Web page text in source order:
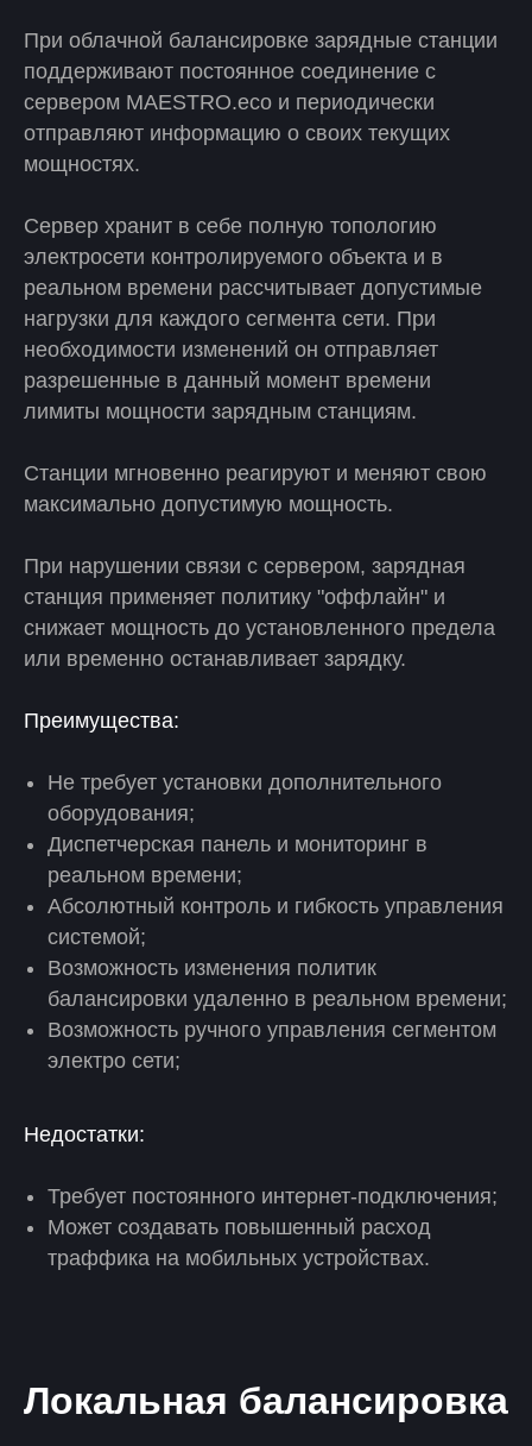
При облачной балансировке зарядные станции
поддерживают постоянное соединение с
сервером MAESTRO.eco и периодически
отправляют информацию о своих текущих
мощностях.
Сервер хранит в себе полную топологию
электросети контролируемого объекта и в
реальном времени рассчитывает допустимые
нагрузки для каждого сегмента сети. При
необходимости изменений он отправляет
разрешенные в данный момент времени
лимиты мощности зарядным станциям.
Станции мгновенно реагируют и меняют свою
максимально допустимую мощность.
При нарушении связи с сервером, зарядная
станция применяет политику "оффлайн" и
снижает мощность до установленного предела
или временно останавливает зарядку.
Преимущества:
Не требует установки дополнительного
оборудования;
Диспетчерская панель и мониторинг в
реальном времени;
Абсолютный контроль и гибкость управления
системой;
Возможность изменения политик
балансировки удаленно в реальном времени;
Возможность ручного управления сегментом
электро сети;
Недостатки:
Требует постоянного интернет-подключения;
Может создавать повышенный расход
траффика на мобильных устройствах.
Локальная балансировка